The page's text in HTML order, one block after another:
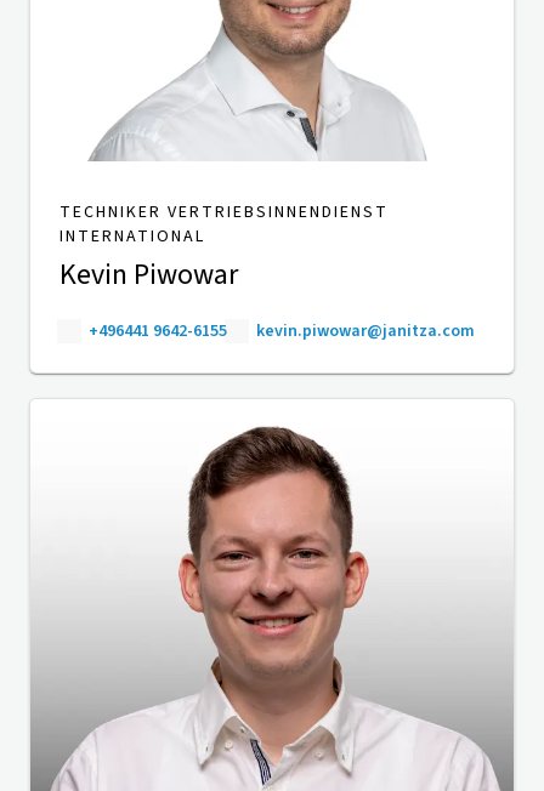
TECHNIKER VERTRIEBSINNENDIENST
INTERNATIONAL
Kevin Piwowar
+496441 9642-6155 kevin.piwowar@janitza.com